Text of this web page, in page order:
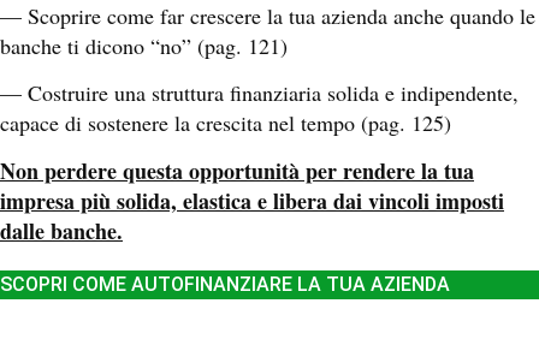
— Scoprire come far crescere la tua azienda anche quando le
banche ti dicono “no” (pag. 121)
— Costruire una struttura finanziaria solida e indipendente,
capace di sostenere la crescita nel tempo (pag. 125)
Non perdere questa opportunità per rendere la tua
impresa più solida, elastica e libera dai vincoli imposti
dalle banche.
SCOPRI COME AUTOFINANZIARE LA TUA AZIENDA